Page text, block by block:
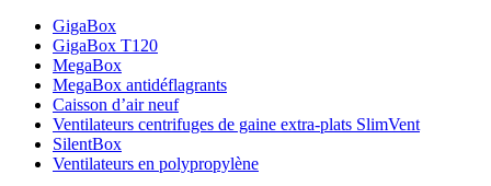
GigaBox
GigaBox T120
MegaBox
MegaBox antidéflagrants
Caisson d’air neuf
Ventilateurs centrifuges de gaine extra-plats SlimVent
SilentBox
Ventilateurs en polypropylène